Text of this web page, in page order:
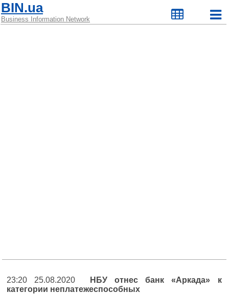
BIN.ua
Business Information Network
23:20 25.08.2020
НБУ отнес банк «Аркада» к
категории неплатежеспособных